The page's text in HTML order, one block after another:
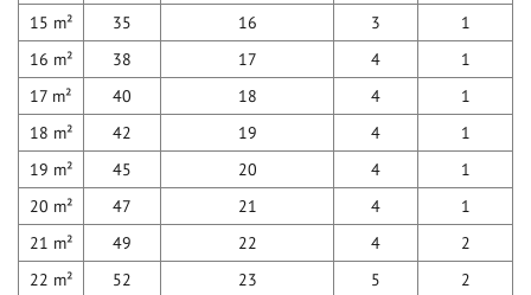
15 m²
35 16 3
1
16 m²
38 17 4
1
17 m²
40 18 4
1
18 m²
42 19 4
1
19 m²
45 20 4
1
20 m²
47 21 4
1
21 m²
49 22 4
2
22 m²
52 23 5
2